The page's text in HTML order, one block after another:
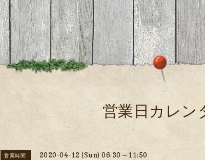
営業日カレン
営業時間 2020-04-12 (Sun) 06:30～11:50